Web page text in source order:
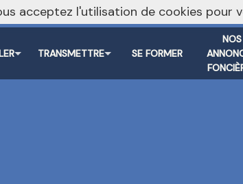
TRANSMETTRE SE FORMER
NOS
acceptez l'utilisation de cookies pour